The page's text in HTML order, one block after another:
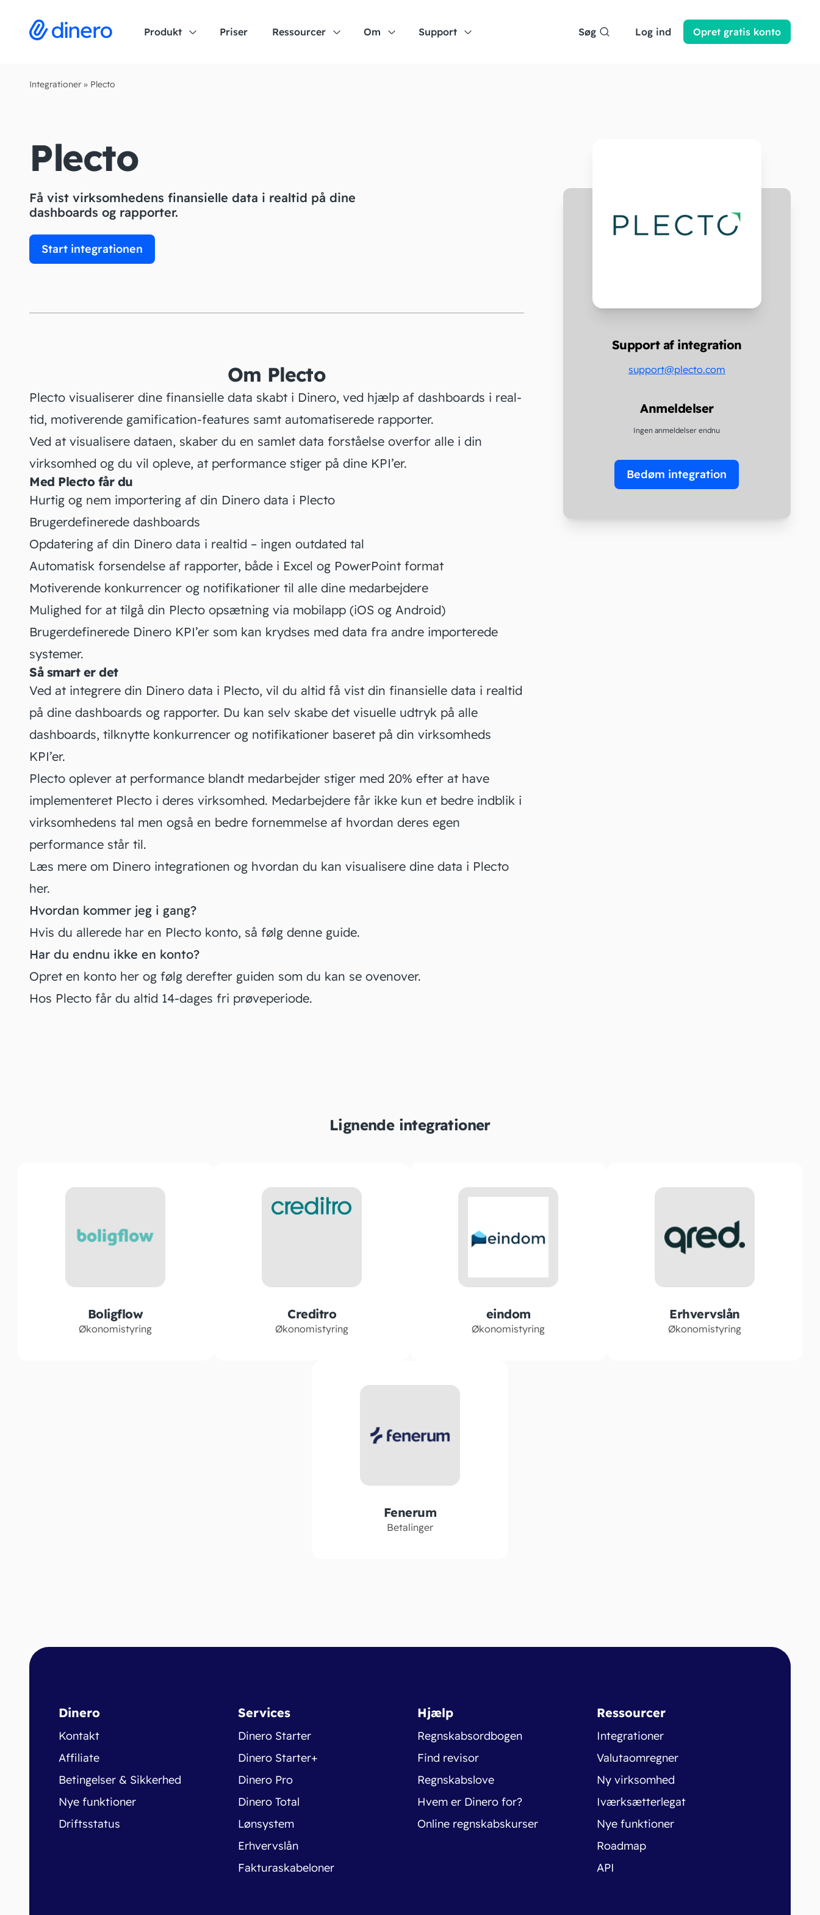
Produkt Priser Ressourcer Om Support Søg Log ind Opret gratis konto
Integrationer » Plecto
Plecto
Få vist virksomhedens finansielle data i realtid på dine
dashboards og rapporter.
Start integrationen
Om Plecto
Plecto visualiserer dine finansielle data skabt i Dinero, ved hjælp af dashboards i real-
tid, motiverende gamification-features samt automatiserede rapporter.
Ved at visualisere dataen, skaber du en samlet data forståelse overfor alle i din
virksomhed og du vil opleve, at performance stiger på dine KPI’er.
Med Plecto får du
Hurtig og nem importering af din Dinero data i Plecto
Brugerdefinerede dashboards
Opdatering af din Dinero data i realtid – ingen outdated tal
Automatisk forsendelse af rapporter, både i Excel og PowerPoint format
Motiverende konkurrencer og notifikationer til alle dine medarbejdere
Mulighed for at tilgå din Plecto opsætning via mobilapp (iOS og Android)
Brugerdefinerede Dinero KPI’er som kan krydses med data fra andre importerede
systemer.
Så smart er det
Ved at integrere din Dinero data i Plecto, vil du altid få vist din finansielle data i realtid
på dine dashboards og rapporter. Du kan selv skabe det visuelle udtryk på alle
dashboards, tilknytte konkurrencer og notifikationer baseret på din virksomheds
KPI’er.
Plecto oplever at performance blandt medarbejder stiger med 20% efter at have
implementeret Plecto i deres virksomhed. Medarbejdere får ikke kun et bedre indblik i
virksomhedens tal men også en bedre fornemmelse af hvordan deres egen
performance står til.
Læs mere om Dinero integrationen og hvordan du kan visualisere dine data i Plecto
her.
Hvordan kommer jeg i gang?
Hvis du allerede har en Plecto konto, så følg denne guide.
Har du endnu ikke en konto?
Opret en konto her og følg derefter guiden som du kan se ovenover.
Hos Plecto får du altid 14-dages fri prøveperiode.
Support af integration
support@plecto.com
Anmeldelser
Ingen anmeldelser endnu
Bedøm integration
Lignende integrationer
Boligflow
Økonomistyring
Creditro
Økonomistyring
eindom
Økonomistyring
Erhvervslån
Økonomistyring
Fenerum
Betalinger
Dinero
Kontakt
Affiliate
Betingelser & Sikkerhed
Nye funktioner
Driftsstatus
Services
Dinero Starter
Dinero Starter+
Dinero Pro
Dinero Total
Lønsystem
Erhvervslån
Fakturaskabeloner
Hjælp
Regnskabsordbogen
Find revisor
Regnskabslove
Hvem er Dinero for?
Online regnskabskurser
Ressourcer
Integrationer
Valutaomregner
Ny virksomhed
Iværksætterlegat
Nye funktioner
Roadmap
API